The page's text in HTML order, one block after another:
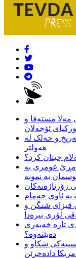
گڕاوی: لە نێوان ئاشبەتالی ١٩٧٥ی مەلا مستەفا و
ئۆجەلان
و خەلک لە
هەولێر
چیتان کرد؟
عومری بە
بە نمونە
زۆرناژەنەکان
ئاوی حەمام
ڤیزای شنگن و
تازە خەبەری
دەبێتەوە؟
شکاو و
دادەخرێن